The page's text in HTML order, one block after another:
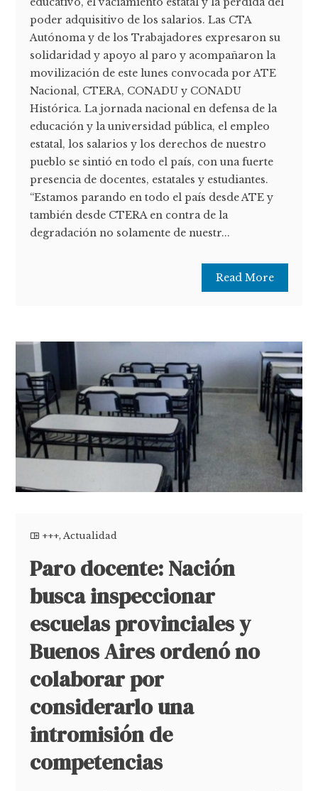
poder adquisitivo de los salarios. Las CTA
Autónoma y de los Trabajadores expresaron su
solidaridad y apoyo al paro y acompañaron la
movilización de este lunes convocada por ATE
Nacional, CTERA, CONADU y CONADU
Histórica. La jornada nacional en defensa de la
educación y la universidad pública, el empleo
estatal, los salarios y los derechos de nuestro
pueblo se sintió en todo el país, con una fuerte
presencia de docentes, estatales y estudiantes.
“Estamos parando en todo el país desde ATE y
también desde CTERA en contra de la
degradación no solamente de nuestr...
Read More
+++,Actualidad
Paro docente: Nación
busca inspeccionar
escuelas provinciales y
Buenos Aires ordenó no
colaborar por
considerarlo una
intromisión de
competencias